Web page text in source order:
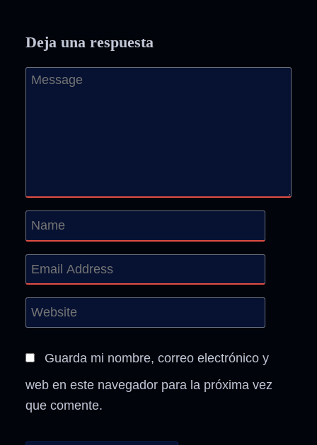
Deja una respuesta
Guarda mi nombre, correo electrónico y
web en este navegador para la próxima vez
que comente.